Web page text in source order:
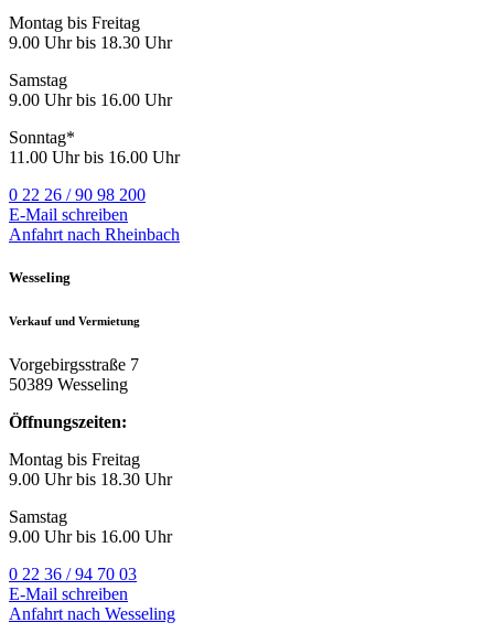
Montag bis Freitag
9.00 Uhr bis 18.30 Uhr
Samstag
9.00 Uhr bis 16.00 Uhr
Sonntag*
11.00 Uhr bis 16.00 Uhr
0 22 26 / 90 98 200
E-Mail schreiben
Anfahrt nach Rheinbach
Wesseling
Verkauf und Vermietung
Vorgebirgsstraße 7
50389 Wesseling
Öffnungszeiten:
Montag bis Freitag
9.00 Uhr bis 18.30 Uhr
Samstag
9.00 Uhr bis 16.00 Uhr
0 22 36 / 94 70 03
E-Mail schreiben
Anfahrt nach Wesseling